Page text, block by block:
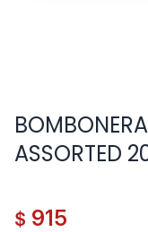
ASSORTED
$ 915